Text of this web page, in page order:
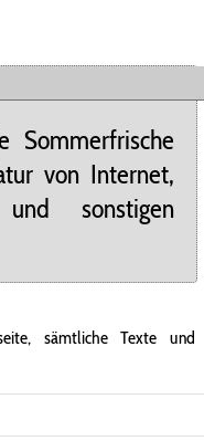
Sommerfrische
von Internet,
sonstigen
sämtliche Texte und